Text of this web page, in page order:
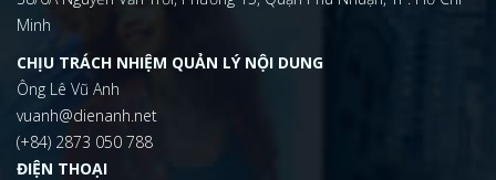
Minh
CHỊU TRÁCH NHIỆM QUẢN LÝ NỘI DUNG
Ông Lê Vũ Anh
vuanh@dienanh.net
(+84) 2873 050 788
ĐIỆN THOẠI